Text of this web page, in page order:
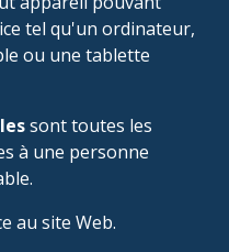
tel qu'un ordinateur,
ou une tablette
sont toutes les
à une personne
au site Web.